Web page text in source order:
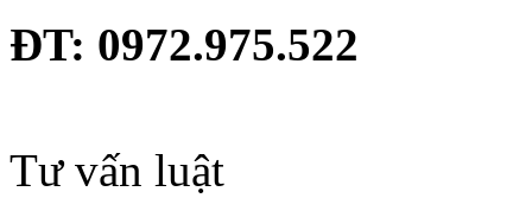
ĐT: 0972.975.522
Tư vấn luật